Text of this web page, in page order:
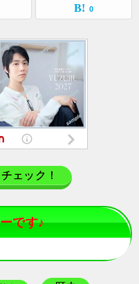
0
ェック！
です♪